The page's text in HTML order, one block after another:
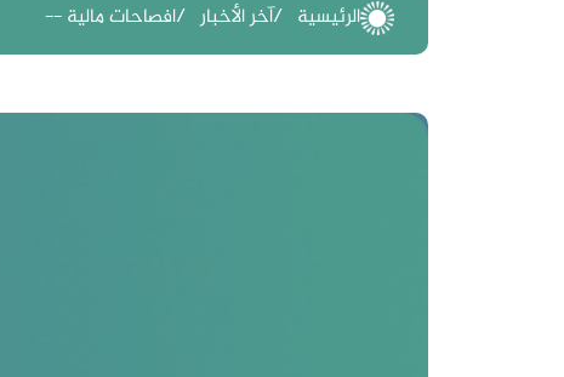
الرئيسية آخر الأخبار افصاحات مالية --